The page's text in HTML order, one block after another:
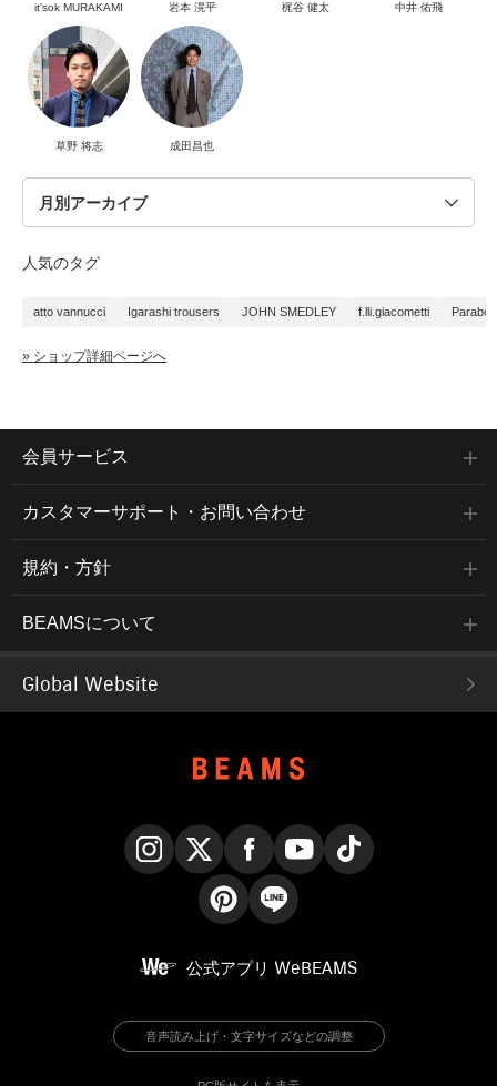
it'sok MURAKAMI 岩本 滉平 梶谷 健太 中井 佑飛
草野 将志 成田昌也
人気のタグ
atto vannucci Igarashi trousers JOHN SMEDLEY f.lli.giacometti
» ショップ詳細ページへ
会員サービス
カスタマーサポート・お問い合わせ
規約・方針
BEAMSについて
Global Website
公式アプリ WeBEAMS
音声読み上げ・文字サイズなどの調整